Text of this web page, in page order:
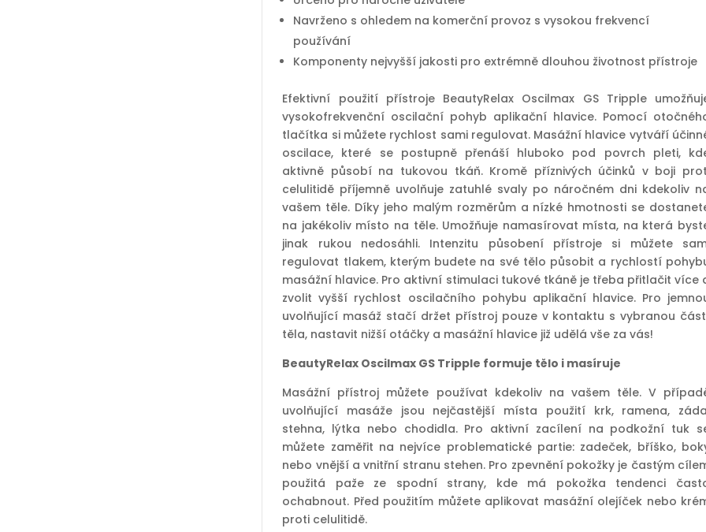
Navrženo s ohledem na komerční provoz s vysokou frekvencí
používání
Komponenty nejvyšší jakosti pro extrémně dlouhou životnost přístroje
Efektivní použití přístroje BeautyRelax Oscilmax GS Tripple
vysokofrekvenční oscilační pohyb aplikační hlavice. Pomocí
tlačítka si můžete rychlost sami regulovat. Masážní hlavice vytváří
oscilace, které se postupně přenáší hluboko pod povrch pleti,
aktivně působí na tukovou tkáň. Kromě příznivých účinků v boji
celulitidě příjemně uvolňuje zatuhlé svaly po náročném dni kdekoliv
vašem těle. Díky jeho malým rozměrům a nízké hmotnosti se
na jakékoliv místo na těle. Umožňuje namasírovat místa, na která
jinak rukou nedosáhli. Intenzitu působení přístroje si můžete
regulovat tlakem, kterým budete na své tělo působit a rychlostí
masážní hlavice. Pro aktivní stimulaci tukové tkáně je třeba přitlačit více
zvolit vyšší rychlost oscilačního pohybu aplikační hlavice. Pro
uvolňující masáž stačí držet přístroj pouze v kontaktu s vybranou
těla, nastavit nižší otáčky a masážní hlavice již udělá vše za vás!
BeautyRelax Oscilmax GS Tripple formuje tělo i masíruje
Masážní přístroj můžete používat kdekoliv na vašem těle. V
uvolňující masáže jsou nejčastější místa použití krk, ramena,
stehna, lýtka nebo chodidla. Pro aktivní zacílení na podkožní tuk
můžete zaměřit na nejvíce problematické partie: zadeček, bříško,
nebo vnější a vnitřní stranu stehen. Pro zpevnění pokožky je častým
použitá paže ze spodní strany, kde má pokožka tendenci
ochabnout. Před použitím můžete aplikovat masážní olejíček nebo
proti celulitidě.